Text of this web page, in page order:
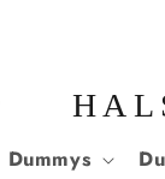
Dummys